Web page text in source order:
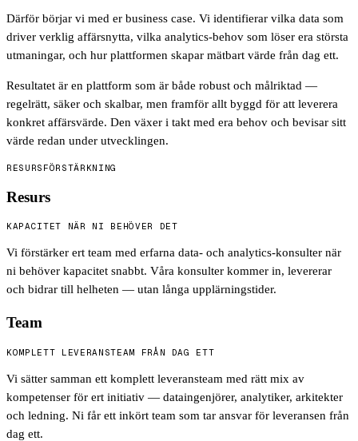
Därför börjar vi med er business case. Vi identifierar vilka data som
driver verklig affärsnytta, vilka analytics-behov som löser era största
utmaningar, och hur plattformen skapar mätbart värde från dag ett.
Resultatet är en plattform som är både robust och målriktad —
regelrätt, säker och skalbar, men framför allt byggd för att leverera
konkret affärsvärde. Den växer i takt med era behov och bevisar sitt
värde redan under utvecklingen.
RESURSFÖRSTÄRKNING
Resurs
KAPACITET NÄR NI BEHÖVER DET
Vi förstärker ert team med erfarna data- och analytics-konsulter när
ni behöver kapacitet snabbt. Våra konsulter kommer in, levererar
och bidrar till helheten — utan långa upplärningstider.
Team
KOMPLETT LEVERANSTEAM FRÅN DAG ETT
Vi sätter samman ett komplett leveransteam med rätt mix av
kompetenser för ert initiativ — dataingenjörer, analytiker, arkitekter
och ledning. Ni får ett inkört team som tar ansvar för leveransen från
dag ett.